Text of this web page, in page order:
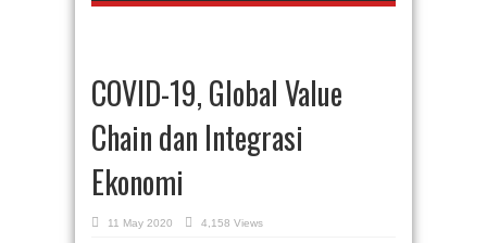
COVID-19, Global Value
Chain dan Integrasi
Ekonomi
11 May 2020 4,158 Views